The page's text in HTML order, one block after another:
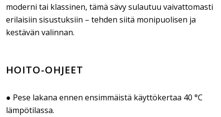
moderni tai klassinen, tämä sävy sulautuu vaivattomasti
erilaisiin sisustuksiin – tehden siitä monipuolisen ja
kestävän valinnan.
HOITO-OHJEET
● Pese lakana ennen ensimmäistä käyttökertaa 40 °C
lämpötilassa.